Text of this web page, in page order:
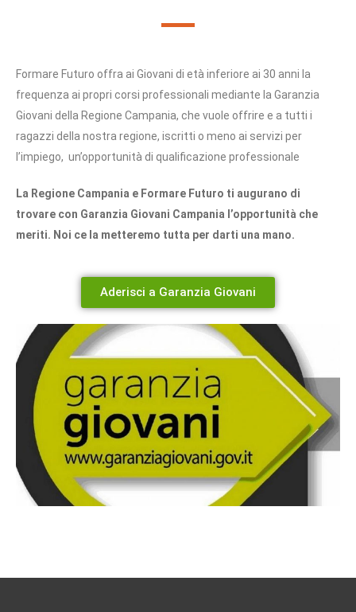
Formare Futuro offra ai Giovani di età inferiore ai 30 anni la
frequenza ai propri corsi professionali mediante la Garanzia
Giovani della Regione Campania, che vuole offrire e a tutti i
ragazzi della nostra regione, iscritti o meno ai servizi per
l’impiego, un’opportunità di qualificazione professionale
La Regione Campania e Formare Futuro ti augurano di
trovare con Garanzia Giovani Campania l’opportunità che
meriti. Noi ce la metteremo tutta per darti una mano.
Aderisci a Garanzia Giovani